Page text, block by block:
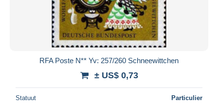
RFA Poste N** Yv: 257/260 Schneewittchen
± US$ 0,73
Statuut Particulier